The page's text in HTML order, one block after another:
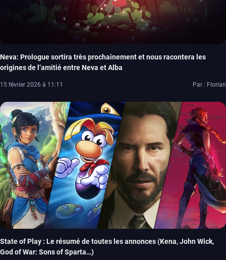
Neva: Prologue sortira très prochainement et nous racontera les
origines de l’amitié entre Neva et Alba
15 février 2026 à 11:11 Par : Florian
State of Play : Le résumé de toutes les annonces (Kena, John Wick,
God of War: Sons of Sparta…)